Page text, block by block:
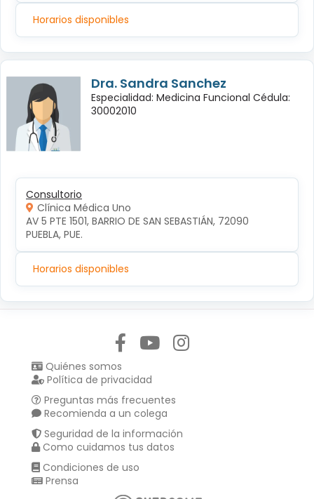
Horarios disponibles
Dra. Sandra Sanchez
Especialidad: Medicina Funcional Cédula:
30002010
Consultorio
Clínica Médica Uno
AV 5 PTE 1501, BARRIO DE SAN SEBASTIÁN, 72090
PUEBLA, PUE.
Horarios disponibles
Quiénes somos
Política de privacidad
Preguntas más frecuentes
Recomienda a un colega
Seguridad de la información
Como cuidamos tus datos
Condiciones de uso
Prensa